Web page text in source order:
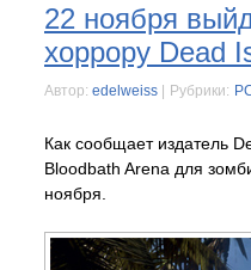
22 ноября
хоррору Dead
Автор: edelweiss Рубрики:
Как сообщает издатель
Bloodbath Arena для
ноября.